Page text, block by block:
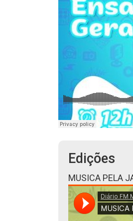
Edições
MUSICA PELA